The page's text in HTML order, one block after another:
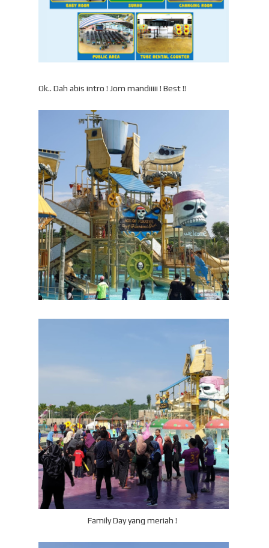
Ok.. Dah abis intro ! Jom mandiiiii ! Best !!
Family Day yang meriah !